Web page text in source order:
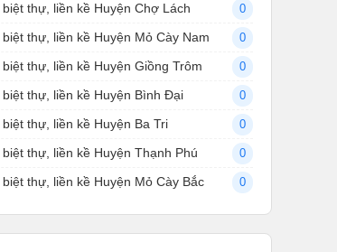
biệt thự, liền kề Huyện Chợ Lách 0
biệt thự, liền kề Huyện Mỏ Cày Nam 0
biệt thự, liền kề Huyện Giồng Trôm 0
biệt thự, liền kề Huyện Bình Đại 0
biệt thự, liền kề Huyện Ba Tri 0
biệt thự, liền kề Huyện Thạnh Phú 0
biệt thự, liền kề Huyện Mỏ Cày Bắc 0